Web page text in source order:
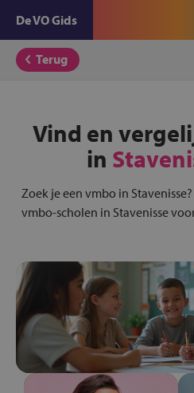
De VO Gids
Terug
Vind en
in
Zoek je een vmbo in
vmbo-scholen in Stavenisse